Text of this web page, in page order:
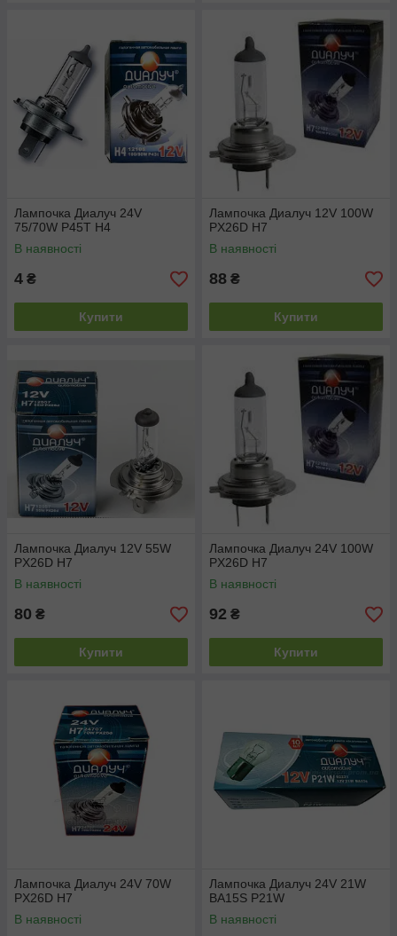
Лампочка Диалуч 24V
75/70W P45T H4
В наявності
4 ₴
Купити
Лампочка Диалуч 12V 100W
PX26D H7
В наявності
88 ₴
Купити
Лампочка Диалуч 12V 55W
PX26D H7
В наявності
80 ₴
Купити
Лампочка Диалуч 24V 100W
PX26D H7
В наявності
92 ₴
Купити
Лампочка Диалуч 24V 70W
PX26D H7
В наявності
Лампочка Диалуч 24V 21W
BA15S P21W
В наявності